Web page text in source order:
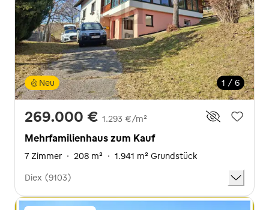
1 / 6
Neu
269.000 € 1.293 €/m²
Mehrfamilienhaus zum Kauf
7 Zimmer · 208 m² · 1.941 m² Grundstück
Diex (9103)